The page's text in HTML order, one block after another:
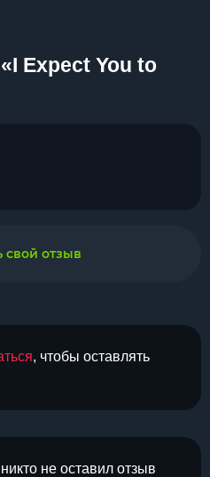
Expect You to
, чтобы оставлять
не оставил отзыв
свой отзыв